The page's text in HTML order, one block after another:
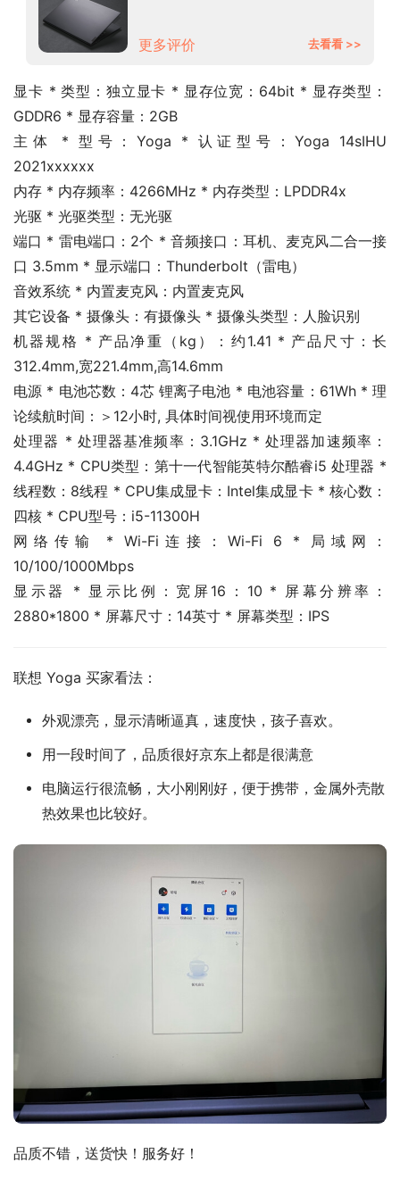
更多评价
去看看 >>
显卡 * 类型：独立显卡 * 显存位宽：64bit * 显存类型：
GDDR6 * 显存容量：2GB
主体 * 型号：Yoga * 认证型号：Yoga 14sIHU
2021xxxxxx
内存 * 内存频率：4266MHz * 内存类型：LPDDR4x
光驱 * 光驱类型：无光驱
端口 * 雷电端口：2个 * 音频接口：耳机、麦克风二合一接
口 3.5mm * 显示端口：Thunderbolt（雷电）
音效系统 * 内置麦克风：内置麦克风
其它设备 * 摄像头：有摄像头 * 摄像头类型：人脸识别
机器规格 * 产品净重（kg）：约1.41 * 产品尺寸：长
312.4mm,宽221.4mm,高14.6mm
电源 * 电池芯数：4芯 锂离子电池 * 电池容量：61Wh * 理
论续航时间：＞12小时, 具体时间视使用环境而定
处理器 * 处理器基准频率：3.1GHz * 处理器加速频率：
4.4GHz * CPU类型：第十一代智能英特尔酷睿i5 处理器 *
线程数：8线程 * CPU集成显卡：Intel集成显卡 * 核心数：
四核 * CPU型号：i5-11300H
网络传输 * Wi-Fi连接：Wi-Fi 6 * 局域网：
10/100/1000Mbps
显示器 * 显示比例：宽屏16：10 * 屏幕分辨率：
2880*1800 * 屏幕尺寸：14英寸 * 屏幕类型：IPS
联想 Yoga 买家看法：
外观漂亮，显示清晰逼真，速度快，孩子喜欢。
用一段时间了，品质很好京东上都是很满意
电脑运行很流畅，大小刚刚好，便于携带，金属外壳散
热效果也比较好。
品质不错，送货快！服务好！